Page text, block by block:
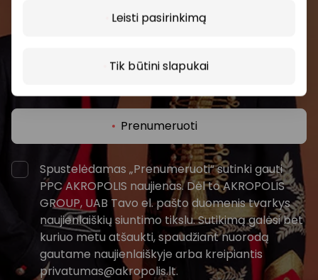
Leisti pasirinkimą
Tik būtini slapukai
prekybos centro.
Prenumeruoti
Spustelėdamas „Prenumeruoti“ sutinki gauti
PPC AKROPOLIS naujienas. Dėl to AKROPOLIS
GROUP, UAB Tavo el. pašto duomenis tvarkys
naujienlaiškių siuntimo tikslu. Sutikimą galėsi bet
kuriuo metu atšaukti, spaudžiant nuorodą
gautame naujienlaiškyje arba kreipiantis
privatumas@akropolis.lt.